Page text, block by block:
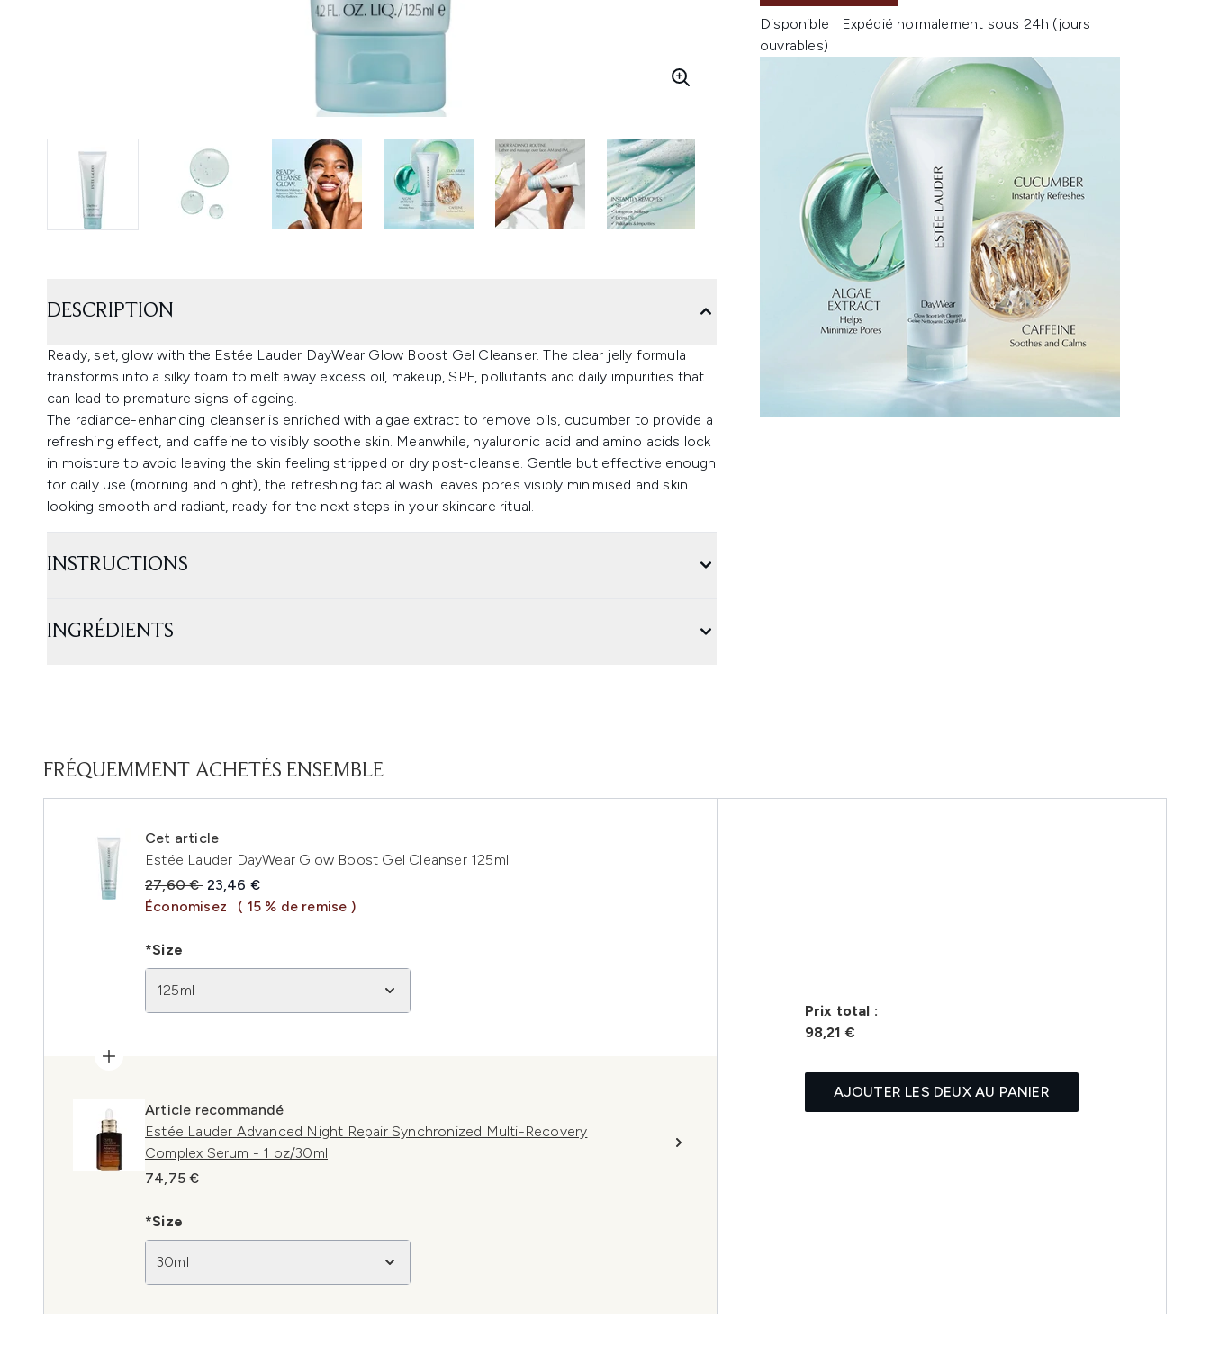
Disponible | Expédié normalement sous 24h (jours
ouvrables)
DESCRIPTION
Ready, set, glow with the Estée Lauder DayWear Glow Boost Gel Cleanser. The clear jelly formula
transforms into a silky foam to melt away excess oil, makeup, SPF, pollutants and daily impurities that
can lead to premature signs of ageing.
The radiance-enhancing cleanser is enriched with algae extract to remove oils, cucumber to provide a
refreshing effect, and caffeine to visibly soothe skin. Meanwhile, hyaluronic acid and amino acids lock
in moisture to avoid leaving the skin feeling stripped or dry post-cleanse. Gentle but effective enough
for daily use (morning and night), the refreshing facial wash leaves pores visibly minimised and skin
looking smooth and radiant, ready for the next steps in your skincare ritual.
INSTRUCTIONS
INGRÉDIENTS
FRÉQUEMMENT ACHETÉS ENSEMBLE
Cet article
Estée Lauder DayWear Glow Boost Gel Cleanser 125ml
Prix de vente :
27,60 € Prix ​​actuel :
23,46 €
Économisez
( 15 % de remise )
*Size
125ml
Article recommandé
Estée Lauder Advanced Night Repair Synchronized Multi-Recovery
Complex Serum - 1 oz/30ml
74,75 €
*Size
30ml
Prix ​​total :
98,21 €
AJOUTER LES DEUX AU PANIER